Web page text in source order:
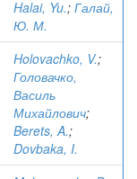
Halai, Yu.; Галай,
Ю. М.
Holovachko, V.;
Головачко,
Василь
Михайлович;
Berets, A.;
Dovbaka, I.